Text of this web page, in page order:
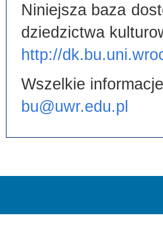
Niniejsza baza
dziedzictwa
http://
Wszelkie
bu@uwr.edu.pl